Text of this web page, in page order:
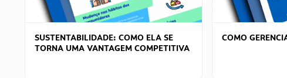
SUSTENTABILIDADE: COMO ELA SE
TORNA UMA VANTAGEM COMPETITIVA
COMO